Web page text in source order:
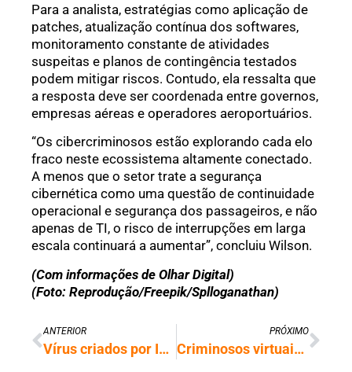
Para a analista, estratégias como aplicação de
patches, atualização contínua dos softwares,
monitoramento constante de atividades
suspeitas e planos de contingência testados
podem mitigar riscos. Contudo, ela ressalta que
a resposta deve ser coordenada entre governos,
empresas aéreas e operadores aeroportuários.
“Os cibercriminosos estão explorando cada elo
fraco neste ecossistema altamente conectado.
A menos que o setor trate a segurança
cibernética como uma questão de continuidade
operacional e segurança dos passageiros, e não
apenas de TI, o risco de interrupções em larga
escala continuará a aumentar”, concluiu Wilson.
(Com informações de Olhar Digital)
(Foto: Reprodução/Freepik/Splloganathan)
ANTERIOR
Vírus criados por IA podem ajudar no combate a bactérias
PRÓXIMO
Criminosos virtuais ampliam fraudes na internet; conheça os mais comuns